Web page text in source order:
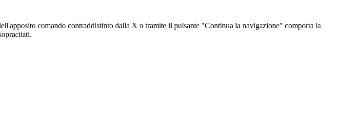
comando contraddistinto dalla X o tramite il pulsante "Continua la navigazione" comporta la